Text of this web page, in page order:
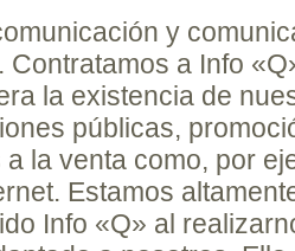
y
Contratamos a Info
la existencia de
públicas,
la venta como, por
Estamos
Info «Q» al